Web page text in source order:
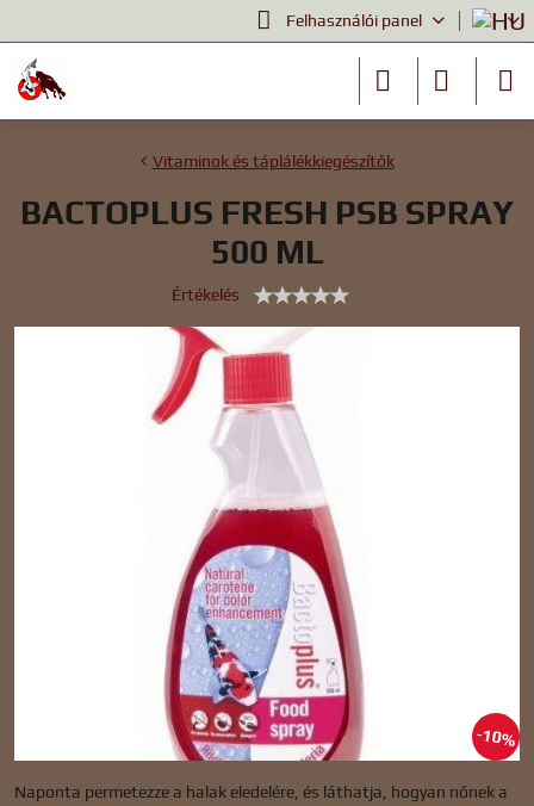
Felhasználói panel
10%
Vitaminok és táplálékkiegészítők
BACTOPLUS FRESH PSB SPRAY
500 ML
Értékelés
Naponta permetezze a halak eledelére, és láthatja, hogyan nőnek a